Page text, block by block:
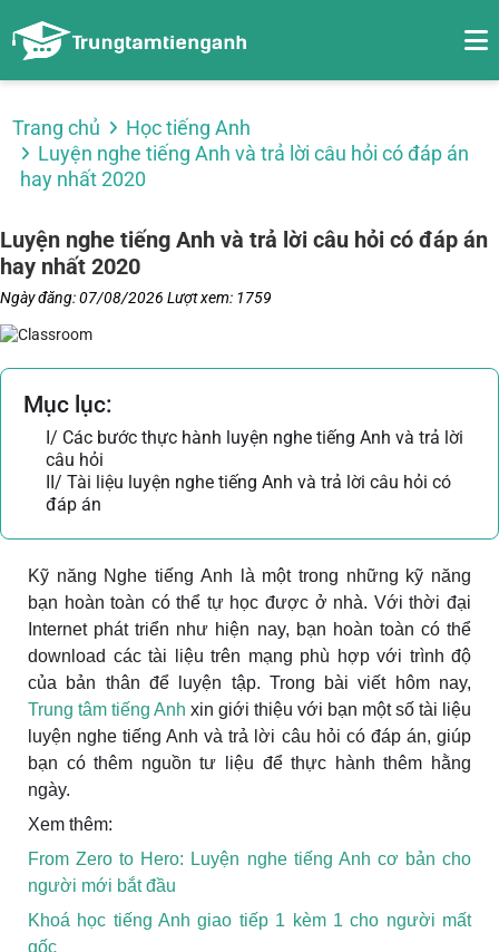
Trang chủ
Học tiếng Anh
Luyện nghe tiếng Anh và trả lời câu hỏi có đáp án
hay nhất 2020
Luyện nghe tiếng Anh và trả lời câu hỏi có đáp án
hay nhất 2020
Ngày đăng: 07/08/2026 Lượt xem: 1759
Mục lục:
I/ Các bước thực hành luyện nghe tiếng Anh và trả lời
câu hỏi
II/ Tài liệu luyện nghe tiếng Anh và trả lời câu hỏi có
đáp án
Kỹ năng Nghe tiếng Anh là một trong những kỹ năng
bạn hoàn toàn có thể tự học được ở nhà. Với thời đại
Internet phát triển như hiện nay, bạn hoàn toàn có thể
download các tài liệu trên mạng phù hợp với trình độ
của bản thân để luyện tập. Trong bài viết hôm nay,
Trung tâm tiếng Anh xin giới thiệu với bạn một số tài liệu
luyện nghe tiếng Anh và trả lời câu hỏi có đáp án, giúp
bạn có thêm nguồn tư liệu để thực hành thêm hằng
ngày.
Xem thêm:
From Zero to Hero: Luyện nghe tiếng Anh cơ bản cho
người mới bắt đầu
Khoá học tiếng Anh giao tiếp 1 kèm 1 cho người mất
gốc